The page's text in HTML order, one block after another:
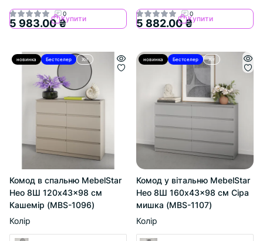
0
5 983.00 ₴Купити
0
5 882.00 ₴Купити
новинка Бестселер Хіт
Комод в спальню MebelStar
Нео 8Ш 120x43x98 см
Кашемір (MBS-1096)
Колір
новинка Бестселер Хіт
Комод у вітальню MebelStar
Нео 8Ш 160x43x98 см Сіра
мишка (MBS-1107)
Колір